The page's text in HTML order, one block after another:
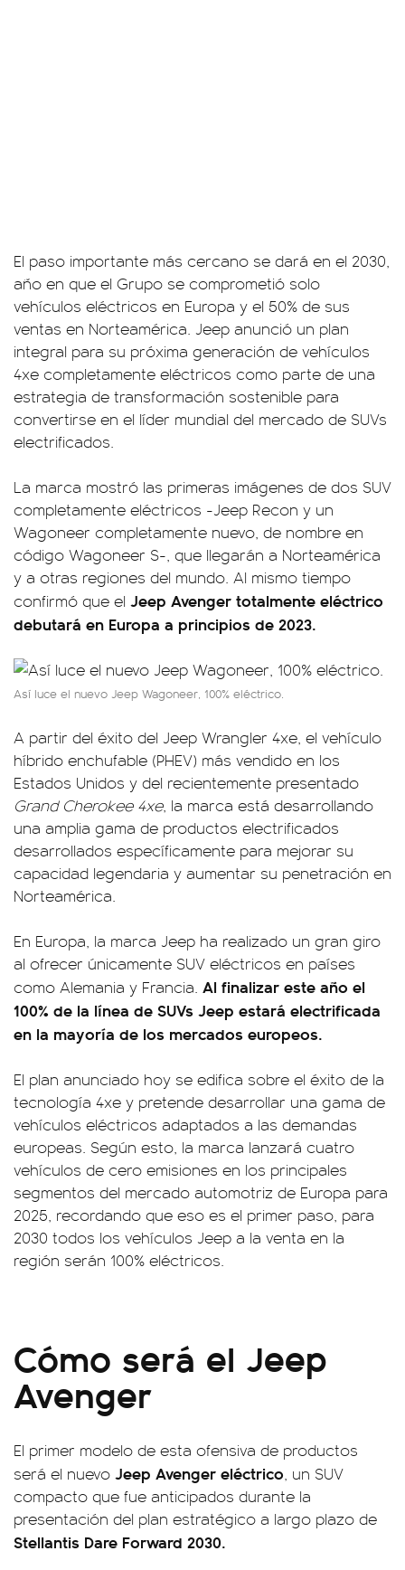
El paso importante más cercano se dará en el 2030,
año en que el Grupo se comprometió solo
vehículos eléctricos en Europa y el 50% de sus
ventas en Norteamérica. Jeep anunció un plan
integral para su próxima generación de vehículos
4xe completamente eléctricos como parte de una
estrategia de transformación sostenible para
convertirse en el líder mundial del mercado de SUVs
electrificados.
La marca mostró las primeras imágenes de dos SUV
completamente eléctricos -Jeep Recon y un
Wagoneer completamente nuevo, de nombre en
código Wagoneer S-, que llegarán a Norteamérica
y a otras regiones del mundo. Al mismo tiempo
confirmó que el Jeep Avenger totalmente eléctrico
debutará en Europa a principios de 2023.
Así luce el nuevo Jeep Wagoneer, 100% eléctrico.
A partir del éxito del Jeep Wrangler 4xe, el vehículo
híbrido enchufable (PHEV) más vendido en los
Estados Unidos y del recientemente presentado
Grand Cherokee 4xe, la marca está desarrollando
una amplia gama de productos electrificados
desarrollados específicamente para mejorar su
capacidad legendaria y aumentar su penetración en
Norteamérica.
En Europa, la marca Jeep ha realizado un gran giro
al ofrecer únicamente SUV eléctricos en países
como Alemania y Francia. Al finalizar este año el
100% de la línea de SUVs Jeep estará electrificada
en la mayoría de los mercados europeos.
El plan anunciado hoy se edifica sobre el éxito de la
tecnología 4xe y pretende desarrollar una gama de
vehículos eléctricos adaptados a las demandas
europeas. Según esto, la marca lanzará cuatro
vehículos de cero emisiones en los principales
segmentos del mercado automotriz de Europa para
2025, recordando que eso es el primer paso, para
2030 todos los vehículos Jeep a la venta en la
región serán 100% eléctricos.
Cómo será el Jeep
Avenger
El primer modelo de esta ofensiva de productos
será el nuevo Jeep Avenger eléctrico, un SUV
compacto que fue anticipados durante la
presentación del plan estratégico a largo plazo de
Stellantis Dare Forward 2030.